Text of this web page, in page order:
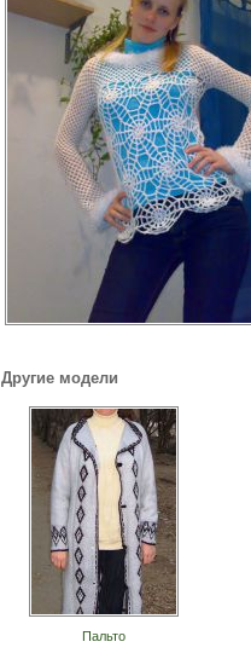
Другие модели
Пальто